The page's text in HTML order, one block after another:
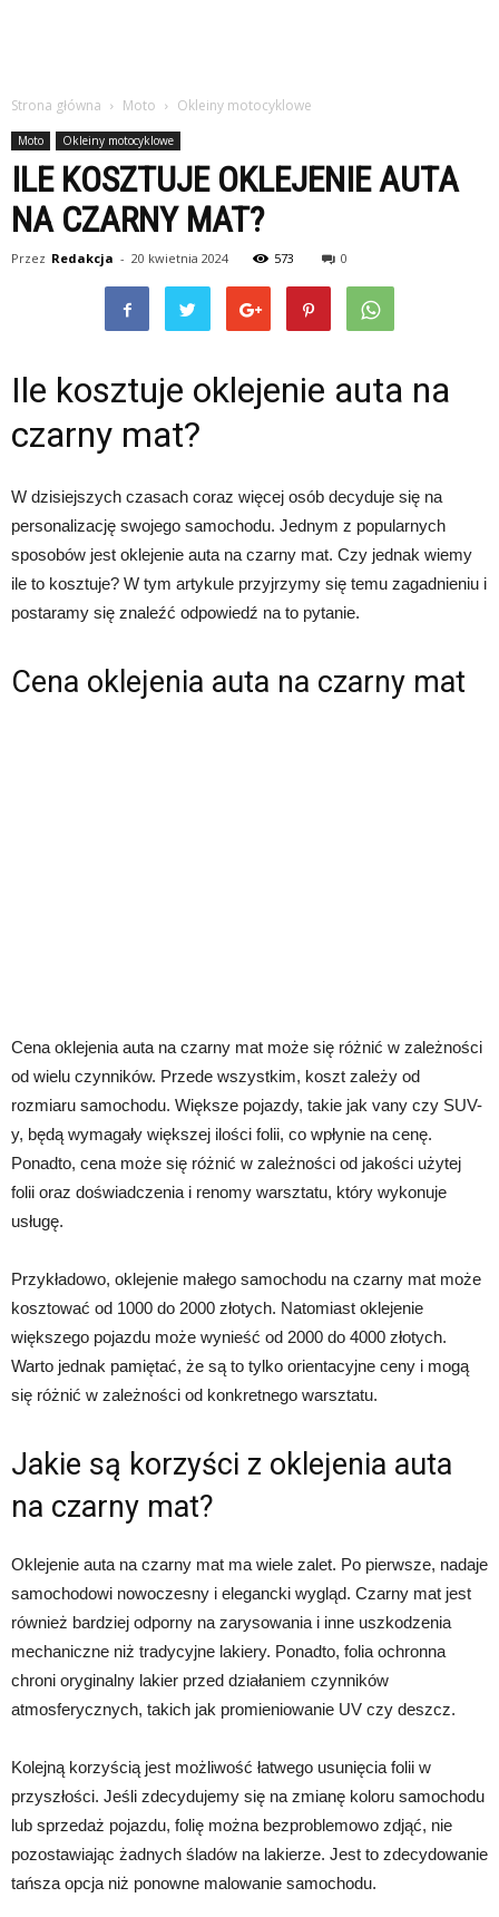
Strona główna Moto Okleiny motocyklowe
Moto Okleiny motocyklowe
ILE KOSZTUJE OKLEJENIE AUTA
NA CZARNY MAT?
Przez Redakcja - 20 kwietnia 2024 573 0
Ile kosztuje oklejenie auta na
czarny mat?
W dzisiejszych czasach coraz więcej osób decyduje się na
personalizację swojego samochodu. Jednym z popularnych
sposobów jest oklejenie auta na czarny mat. Czy jednak wiemy
ile to kosztuje? W tym artykule przyjrzymy się temu zagadnieniu i
postaramy się znaleźć odpowiedź na to pytanie.
Cena oklejenia auta na czarny mat
Cena oklejenia auta na czarny mat może się różnić w zależności
od wielu czynników. Przede wszystkim, koszt zależy od
rozmiaru samochodu. Większe pojazdy, takie jak vany czy SUV-
y, będą wymagały większej ilości folii, co wpłynie na cenę.
Ponadto, cena może się różnić w zależności od jakości użytej
folii oraz doświadczenia i renomy warsztatu, który wykonuje
usługę.
Przykładowo, oklejenie małego samochodu na czarny mat może
kosztować od 1000 do 2000 złotych. Natomiast oklejenie
większego pojazdu może wynieść od 2000 do 4000 złotych.
Warto jednak pamiętać, że są to tylko orientacyjne ceny i mogą
się różnić w zależności od konkretnego warsztatu.
Jakie są korzyści z oklejenia auta
na czarny mat?
Oklejenie auta na czarny mat ma wiele zalet. Po pierwsze, nadaje
samochodowi nowoczesny i elegancki wygląd. Czarny mat jest
również bardziej odporny na zarysowania i inne uszkodzenia
mechaniczne niż tradycyjne lakiery. Ponadto, folia ochronna
chroni oryginalny lakier przed działaniem czynników
atmosferycznych, takich jak promieniowanie UV czy deszcz.
Kolejną korzyścią jest możliwość łatwego usunięcia folii w
przyszłości. Jeśli zdecydujemy się na zmianę koloru samochodu
lub sprzedaż pojazdu, folię można bezproblemowo zdjąć, nie
pozostawiając żadnych śladów na lakierze. Jest to zdecydowanie
tańsza opcja niż ponowne malowanie samochodu.